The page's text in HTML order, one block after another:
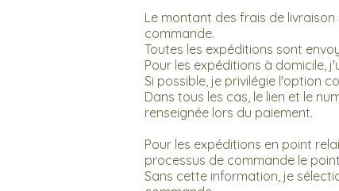
Le montant des frais de
commande.
Toutes les expéditions sont
Pour les expéditions à domicile,
Si possible, je privilégie l'option
Dans tous les cas, le lien et le
renseignée lors du paiement.
Pour les expéditions en point
processus de commande le point
Sans cette information, je